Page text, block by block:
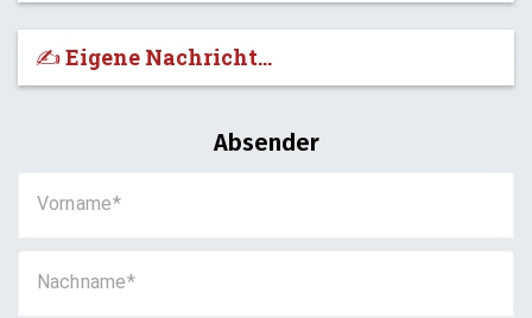
✍️ Eigene Nachricht...
Absender
Vorname
Nachname